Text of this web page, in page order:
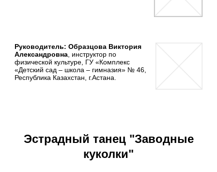
Руководитель: Образцова Виктория
Александровна , инструктор по
физической культуре, ГУ «Комплекс
«Детский сад – школа – гимназия» № 46,
Республика Казахстан, г.Астана.
Эстрадный танец "Заводные
куколки"